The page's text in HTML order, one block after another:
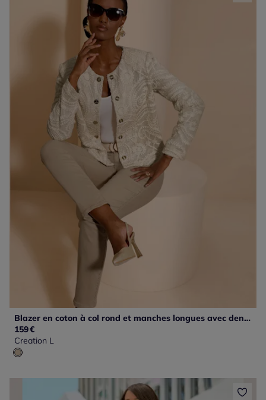
Blazer en coton à col rond et manches longues avec dentelle paisley
159€
Creation L